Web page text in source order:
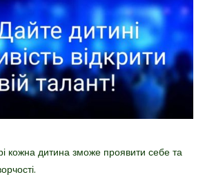
кожна дитина зможе проявити себе та